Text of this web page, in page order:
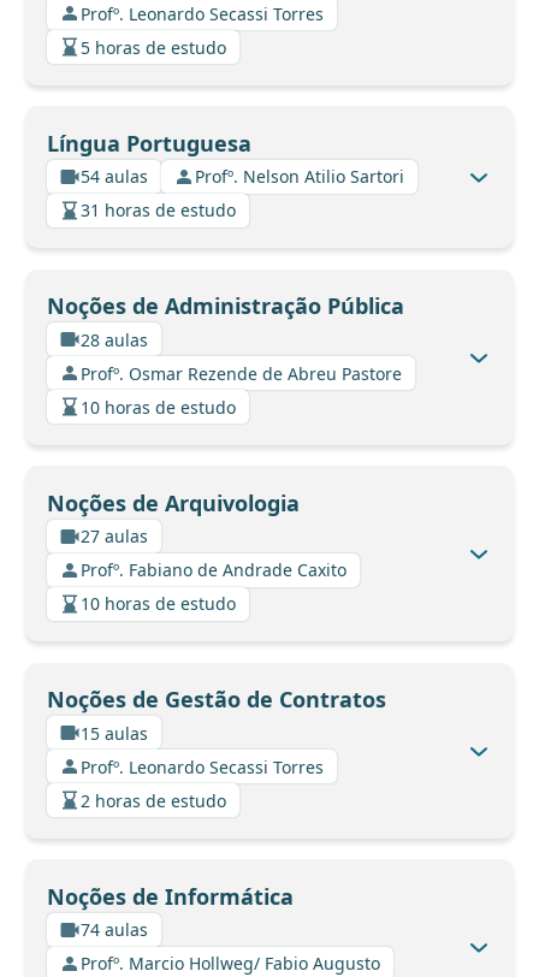
Profº. Leonardo Secassi Torres
5 horas de estudo
Língua Portuguesa
54 aulas
Profº. Nelson Atilio Sartori
31 horas de estudo
Noções de Administração Pública
28 aulas
Profº. Osmar Rezende de Abreu Pastore
10 horas de estudo
Noções de Arquivologia
27 aulas
Profº. Fabiano de Andrade Caxito
10 horas de estudo
Noções de Gestão de Contratos
15 aulas
Profº. Leonardo Secassi Torres
2 horas de estudo
Noções de Informática
74 aulas
Profº. Marcio Hollweg/ Fabio Augusto